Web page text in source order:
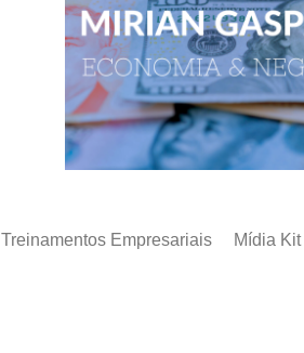
Treinamentos Empresariais Mídia Kit